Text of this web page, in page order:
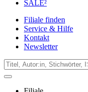
SALE²
Filiale finden
Service & Hilfe
Kontakt
Newsletter